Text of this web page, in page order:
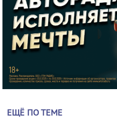
ЕЩЁ ПО ТЕМЕ